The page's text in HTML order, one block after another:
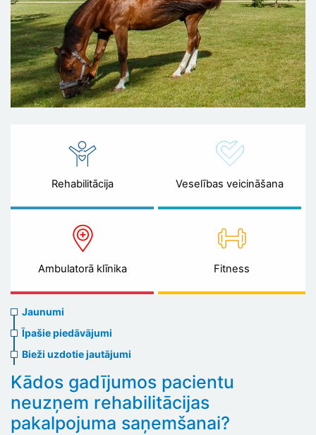
Rehabilitācija Veselības veicināšana
Ambulatorā klīnika Fitness
News
menu
Jaunumi
Īpašie piedāvājumi
Bieži uzdotie jautājumi
Kādos gadījumos pacientu
neuzņem rehabilitācijas
pakalpojuma saņemšanai?